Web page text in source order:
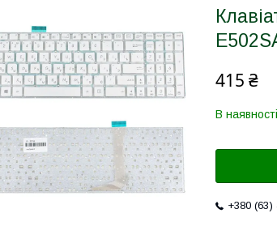
415 ₴
В наявності
+380 (63)